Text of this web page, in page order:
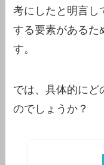
考にしたと明言し
する要素があるた
す。
では、具体的にど
のでしょうか？